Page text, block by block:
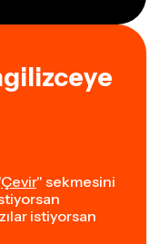
Çevir" sekmesini
istiyorsan